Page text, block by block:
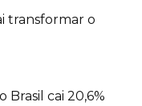
transformar o
Brasil cai 20,6%